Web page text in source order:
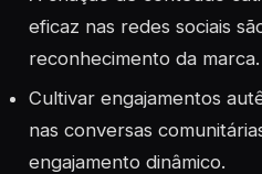
eficaz nas redes sociais
reconhecimento da marca.
Cultivar engajamentos
nas conversas
engajamento dinâmico.